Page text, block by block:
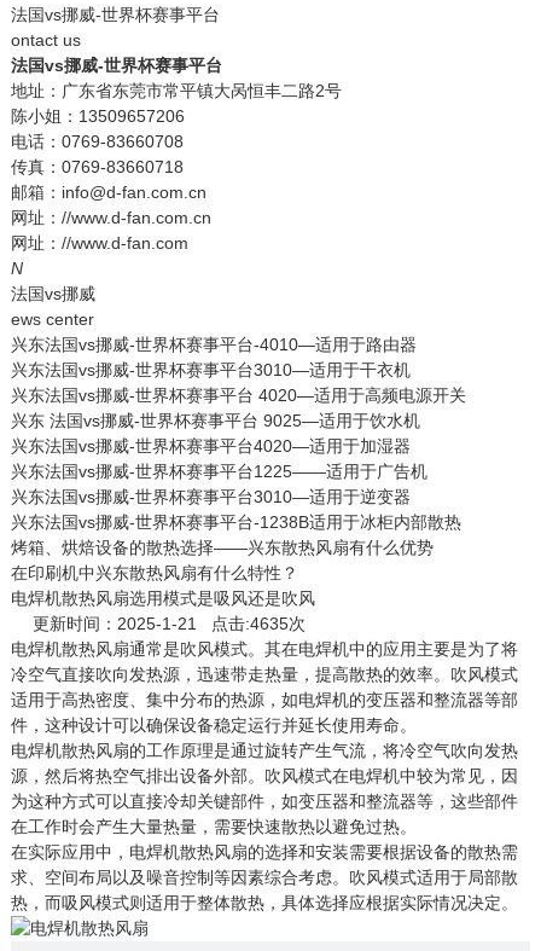
法国vs挪威-世界杯赛事平台
ontact us
法国vs挪威-世界杯赛事平台
地址：广东省东莞市常平镇大呙恒丰二路2号
陈小姐：13509657206
电话：0769-83660708
传真：0769-83660718
邮箱：info@d-fan.com.cn
网址：//www.d-fan.com.cn
网址：//www.d-fan.com
N
法国vs挪威
ews center
兴东法国vs挪威-世界杯赛事平台-4010—适用于路由器
兴东法国vs挪威-世界杯赛事平台3010—适用于干衣机
兴东法国vs挪威-世界杯赛事平台 4020—适用于高频电源开关
兴东 法国vs挪威-世界杯赛事平台 9025—适用于饮水机
兴东法国vs挪威-世界杯赛事平台4020—适用于加湿器
兴东法国vs挪威-世界杯赛事平台1225——适用于广告机
兴东法国vs挪威-世界杯赛事平台3010—适用于逆变器
兴东法国vs挪威-世界杯赛事平台-1238B适用于冰柜内部散热
烤箱、烘焙设备的散热选择——兴东散热风扇有什么优势
在印刷机中兴东散热风扇有什么特性？
电焊机散热风扇选用模式是吸风还是吹风
更新时间：2025-1-21 点击:4635次
电焊机散热风扇通常是吹风模式。‌其在电焊机中的应用主要是为了将
冷空气直接吹向发热源，迅速带走热量，提高散热的效率。吹风模式
适用于高热密度、集中分布的热源，如电焊机的变压器和整流器等部
件，这种设计可以确保设备稳定运行并延长使用寿命。‌
电焊机散热风扇的工作原理是通过旋转产生气流，将冷空气吹向发热
源，然后将热空气排出设备外部。吹风模式在电焊机中较为常见，因
为这种方式可以直接冷却关键部件，如变压器和整流器等，这些部件
在工作时会产生大量热量，需要快速散热以避免过热。
在实际应用中，电焊机散热风扇的选择和安装需要根据设备的散热需
求、空间布局以及噪音控制等因素综合考虑。吹风模式适用于局部散
热，而吸风模式则适用于整体散热，具体选择应根据实际情况决定。